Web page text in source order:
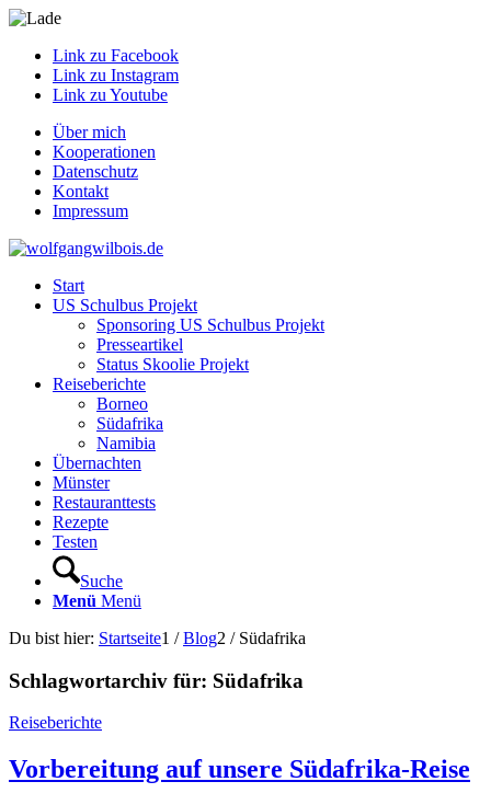
Link zu Facebook
Link zu Instagram
Link zu Youtube
Über mich
Kooperationen
Datenschutz
Kontakt
Impressum
Start
US Schulbus Projekt
Sponsoring US Schulbus Projekt
Presseartikel
Status Skoolie Projekt
Reiseberichte
Borneo
Südafrika
Namibia
Übernachten
Münster
Restauranttests
Rezepte
Testen
Suche
Menü Menü
Du bist hier: Startseite1 / Blog2 / Südafrika
Schlagwortarchiv für: Südafrika
Reiseberichte
Vorbereitung auf unsere Südafrika-Reise